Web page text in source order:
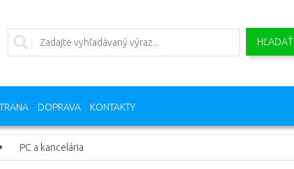
HĽADAŤ
DOPRAVA KONTAKTY
PC a kancelária